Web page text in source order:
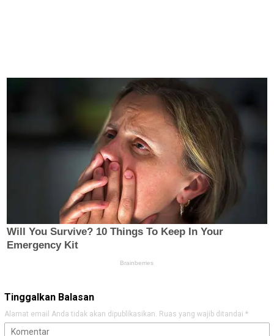
Tinggalkan Balasan
Alamat email Anda tidak akan dipublikasikan. Ruas yang wajib ditandai *